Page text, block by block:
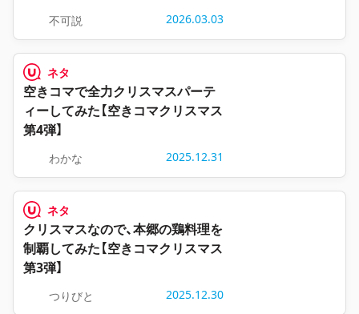
不可説 2026.03.03
ネタ
空きコマで全力クリスマスパーテ
ィーしてみた【空きコマクリスマス
第4弾】
わかな 2025.12.31
ネタ
クリスマスなので、本郷の鶏料理を
制覇してみた【空きコマクリスマス
第3弾】
つりびと 2025.12.30